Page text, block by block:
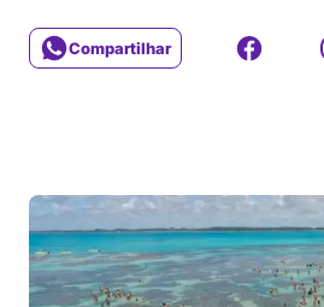
Compartilhar